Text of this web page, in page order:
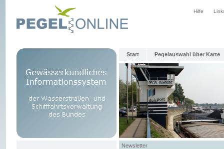
Hilfe
Start Pegelauswahl über Karte
Newsletter